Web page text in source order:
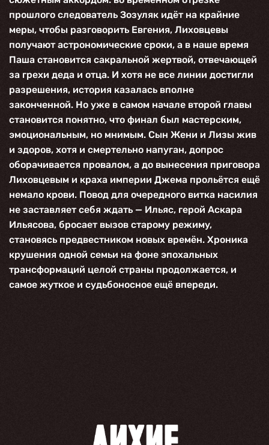
прошлого следователь Зозуляк идёт на крайние
меры, чтобы разговорить Евгения, Лиховцевы
получают астрономические сроки, а в наше время
Паша становится сакральной жертвой, отвечающей
за грехи деда и отца. И хотя не все линии достигли
разрешения, история казалась вполне
законченной. Но уже в самом начале второй главы
становится понятно, что финал был мастерским,
эмоциональным, но мнимым. Сын Жени и Лизы жив
и здоров, хотя и смертельно напуган, допрос
оборачивается провалом, а до вынесения приговора
Лиховцевым и краха империи Джема прольётся ещё
немало крови. Повод для очередного витка насилия
не заставляет себя ждать — Ильяс, герой Аскара
Ильясова, бросает вызов старому режиму,
становясь предвестником новых времён. Хроника
крушения одной семьи на фоне эпохальных
трансформаций целой страны продолжается, и
самое жуткое и судьбоносное ещё впереди.